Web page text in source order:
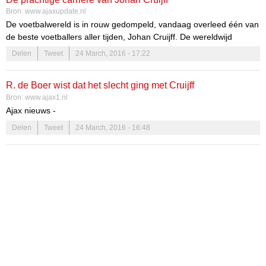
Bron: www.ajaxupdate.nl
De voetbalwereld is in rouw gedompeld, vandaag overleed één van
de beste voetballers aller tijden, Johan Cruijff. De wereldwijd
geroemde voetballer leed aan kanker en hij verloor vandaag de
strijd tegen deze vreselijke ziekte. De erfenis die Cruijff achterlaat is
Delen Tweet 24 March, 2016 - 17:22
R. de Boer wist dat het slecht ging met Cruijff
Bron: www.ajax1.nl
Ajax nieuws -
Delen Tweet 24 March, 2016 - 16:48